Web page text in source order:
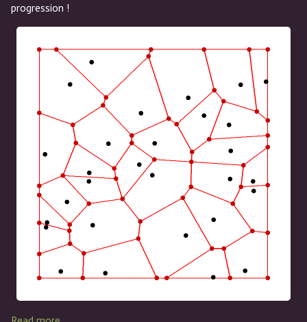
progression !